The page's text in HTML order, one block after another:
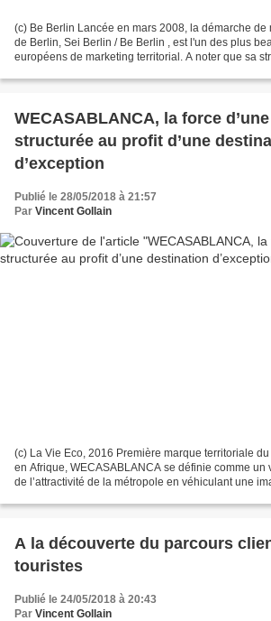
(c) Be Berlin Lancée en mars 2008, la démarche de
de Berlin, Sei Berlin / Be Berlin , est l'un des plus
européens de marketing territorial. A noter que sa
WECASABLANCA, la force
structurée au profit d’une
d’exception
Publié le 28/05/2018 à 21:57
Par Vincent Gollain
(c) La Vie Eco, 2016 Première marque territoriale
en Afrique, WECASABLANCA se définie comme un
de l’attractivité de la métropole en véhiculant une
A la découverte du parcours
touristes
Publié le 24/05/2018 à 20:43
Par Vincent Gollain